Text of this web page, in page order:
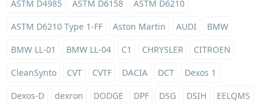
ASTM D4985
ASTM D6158
ASTM D6210
ASTM D6210 Type 1-FF
Aston Martin AUDI
BMW
BMW LL-01
BMW LL-04 C1 CHRYSLER
CITROEN
CleanSynto
CVT CVTF DACIA DCT
Dexos 1
Dexos-D
dexron DODGE DPF DSG DSIH
EELQMS